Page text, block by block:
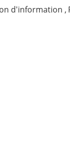
d'information ,